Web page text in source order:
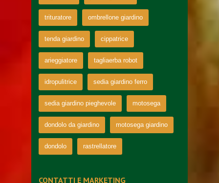
trituratore ombrellone giardino
tenda giardino cippatrice
arieggiatore tagliaerba robot
idropulitrice sedia giardino ferro
sedia giardino pieghevole motosega
dondolo da giardino motosega giardino
dondolo rastrellatore
CONTATTI E MARKETING